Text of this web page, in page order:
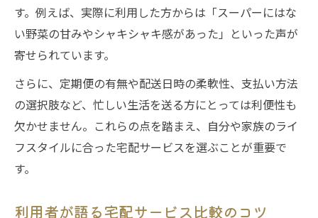
す。例えば、実際に利用した方からは「スーパーにはな
い野菜の甘みやシャキシャキ感があった」といった声が
寄せられています。
さらに、定期便の有無や配送日時の柔軟性、支払い方法
の選択肢など、忙しい生活を送る方にとっては利便性も
欠かせません。これらの点を踏まえ、自分や家族のライ
フスタイルに合った宅配サービスを選ぶことが重要で
す。
利用者が語る宅配サービス比較のコツ